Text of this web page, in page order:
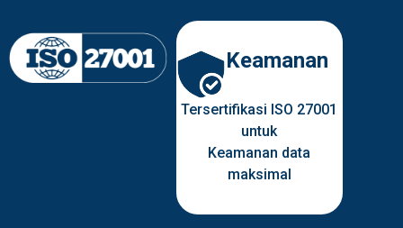
Keamanan
Tersertifikasi ISO 27001
untuk
Keamanan data
maksimal